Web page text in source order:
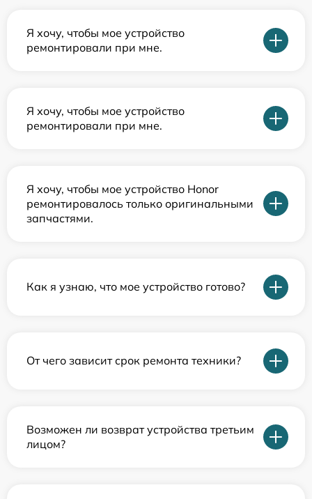
Я хочу, чтобы мое устройство
ремонтировали при мне.
Я хочу, чтобы мое устройство
ремонтировали при мне.
Я хочу, чтобы мое устройство Honor
ремонтировалось только оригинальными
запчастями.
Как я узнаю, что мое устройство готово?
От чего зависит срок ремонта техники?
Возможен ли возврат устройства третьим
лицом?